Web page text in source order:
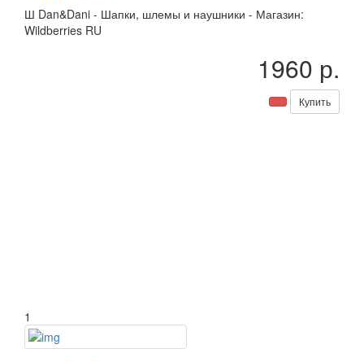
Ш Dan&Dani - Шапки, шлемы и наушники - Магазин:
Wildberries RU
1960 р.
Купить
1